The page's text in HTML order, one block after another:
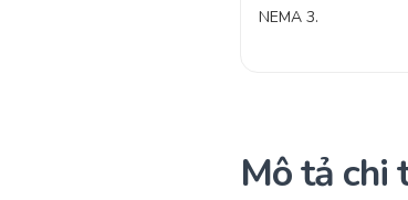
NEMA 3.
Mô tả chi